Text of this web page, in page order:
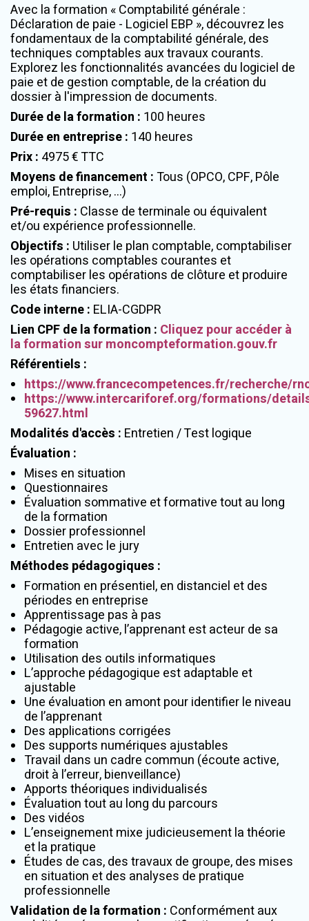
Avec la formation « Comptabilité générale :
Déclaration de paie - Logiciel EBP », découvrez les
fondamentaux de la comptabilité générale, des
techniques comptables aux travaux courants.
Explorez les fonctionnalités avancées du logiciel de
paie et de gestion comptable, de la création du
dossier à l'impression de documents.
Durée de la formation : 100 heures
Durée en entreprise: 140 heures
Prix: 4975 € TTC
Moyens de financement :Tous (OPCO, CPF, Pôle
emploi, Entreprise, ...)
Pré-requis : Classe de terminale ou équivalent
et/ou expérience professionnelle.
Objectifs : Utiliser le plan comptable, comptabiliser
les opérations comptables courantes et
comptabiliser les opérations de clôture et produire
les états financiers.
Code interne: ELIA-CGDPR
Lien CPF de la formation : Cliquez pour accéder à
la formation sur moncompteformation.gouv.fr
Référentiels :
https://www.francecompetences.fr/recherche/
https://www.intercariforef.org/formations/
59627.html
Modalités d'accès : Entretien / Test logique
Évaluation :
Mises en situation
Questionnaires
Évaluation sommative et formative tout au long
de la formation
Dossier professionnel
Entretien avec le jury
Méthodes pédagogiques :
Formation en présentiel, en distanciel et des
périodes en entreprise
Apprentissage pas à pas
Pédagogie active, l’apprenant est acteur de sa
formation
Utilisation des outils informatiques
L’approche pédagogique est adaptable et
ajustable
Une évaluation en amont pour identifier le niveau
de l’apprenant
Des applications corrigées
Des supports numériques ajustables
Travail dans un cadre commun (écoute active,
droit à l’erreur, bienveillance)
Apports théoriques individualisés
Évaluation tout au long du parcours
Des vidéos
L’enseignement mixe judicieusement la théorie
et la pratique
Études de cas, des travaux de groupe, des mises
en situation et des analyses de pratique
professionnelle
Validation de la formation : Conformément aux